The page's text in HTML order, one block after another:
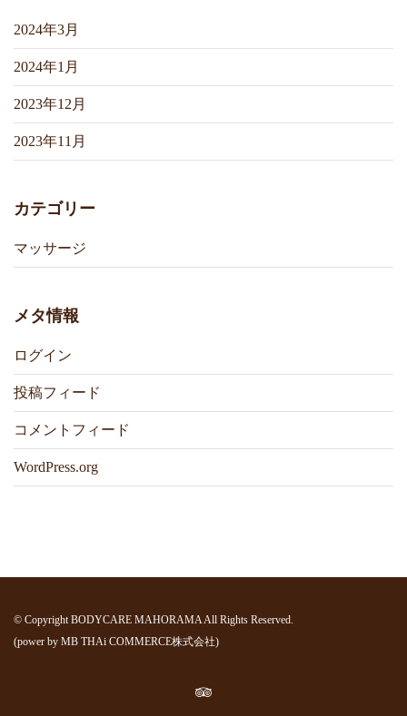
2024年3月
2024年1月
2023年12月
2023年11月
カテゴリー
マッサージ
メタ情報
ログイン
投稿フィード
コメントフィード
WordPress.org
© Copyright BODYCARE MAHORAMA All Rights Reserved.
(power by MB THAi COMMERCE株式会社)